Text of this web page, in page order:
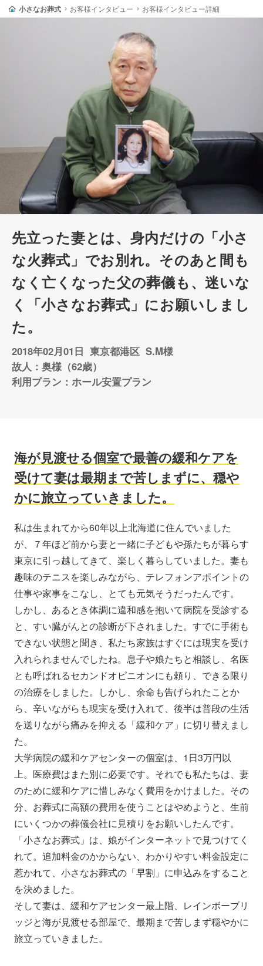
小さなお葬式 お客様インタビュー お客様インタビュー詳細
先立った妻とは、身内だけの「小さ
な火葬式」でお別れ。そのあと間も
なく亡くなった父の葬儀も、迷いな
く「小さなお葬式」にお願いしまし
た。
2018年02月01日 東京都港区 S.M様
故人：奥様（62歳）
利用プラン：ホール安置プラン
海が見渡せる個室で最善の緩和ケアを
受けて妻は最期まで苦しまずに、穏や
かに旅立っていきました。
私は生まれてから60年以上北海道に住んでいました
が、７年ほど前から妻と一緒に子どもや孫たちが暮らす
東京に引っ越してきて、楽しく暮らしていました。妻も
趣味のテニスを楽しみながら、テレフォンアポイントの
仕事や家事をこなし、とても元気そうだったんです。
しかし、あるとき体調に違和感を抱いて病院を受診する
と、すい臓がんとの診断が下されました。すでに手術も
できない状態と聞き、私たち家族はすぐには現実を受け
入れられませんでしたね。息子や娘たちと相談し、名医
とも呼ばれるセカンドオピニオンにも頼り、できる限り
の治療をしました。しかし、余命も告げられたことか
ら、辛いながらも現実を受け入れて、後半は普段の生活
を送りながら痛みを抑える「緩和ケア」に切り替えまし
た。
大学病院の緩和ケアセンターの個室は、1日3万円以
上。医療費はまた別に必要です。それでも私たちは、妻
のために緩和ケアに惜しみなく費用をかけました。その
分、お葬式に高額の費用を使うことはやめようと、生前
にいくつかの葬儀会社に見積りをお願いしたんです。
「小さなお葬式」は、娘がインターネットで見つけてく
れて。追加料金のかからない、わかりやすい料金設定に
惹かれて、小さなお葬式の「早割」に申込みをすること
を決めました。
そして妻は、緩和ケアセンター最上階、レインボーブリ
ッジと海が見渡せる部屋で、最期まで苦しまず穏やかに
旅立っていきました。